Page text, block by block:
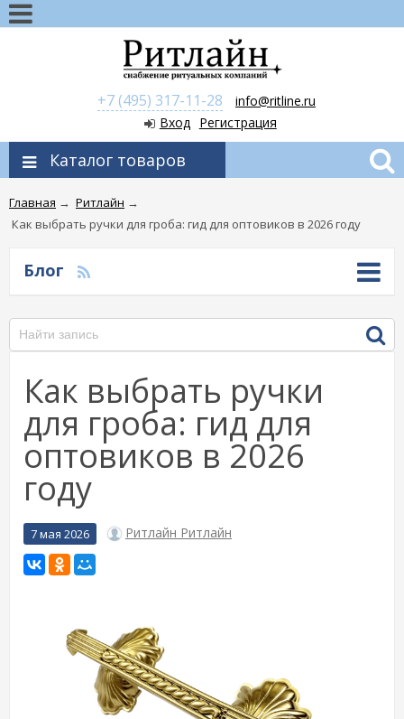
+7 (495) 317-11-28
info@ritline.ru
Вход
Регистрация
Каталог товаров
Главная → Ритлайн →
Как выбрать ручки для гроба: гид для оптовиков в 2026 году
Блог
Как выбрать ручки
для гроба: гид для
оптовиков в 2026
году
7 мая 2026 Ритлайн Ритлайн